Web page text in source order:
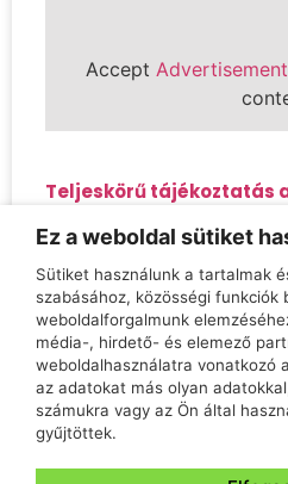
Accept Advertisement
Teljeskörű tájékoztatás
Tatabánya, Vadász utca 66.,
Tatabánya, Győri út 16/B,
Ez a weboldal sütiket
Sütiket használunk a tartalmak
szabásához, közösségi funkciók
weboldalforgalmunk
média-, hirdető- és elemező
weboldalhasználatra vonatkozó
az adatokat más olyan
számukra vagy az Ön által
gyűjtöttek.